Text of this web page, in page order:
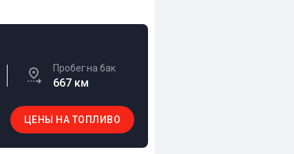
Пробег на бак
667 км
ЦЕНЫ НА ТОПЛИВО